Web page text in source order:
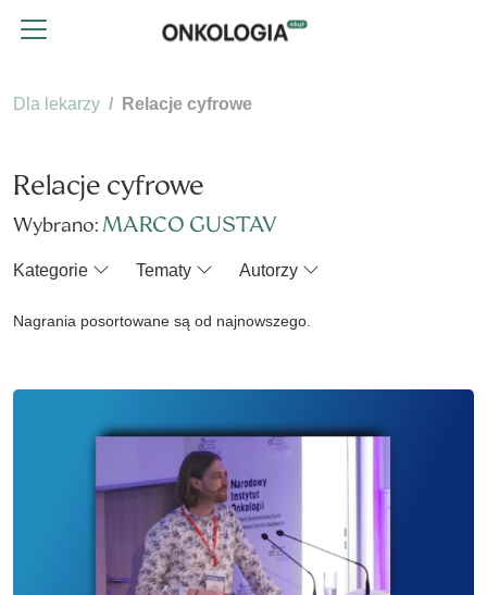
Dla lekarzy Relacje cyfrowe
Relacje cyfrowe
Wybrano: MARCO GUSTAV
Kategorie Tematy Autorzy
Nagrania posortowane są od najnowszego.